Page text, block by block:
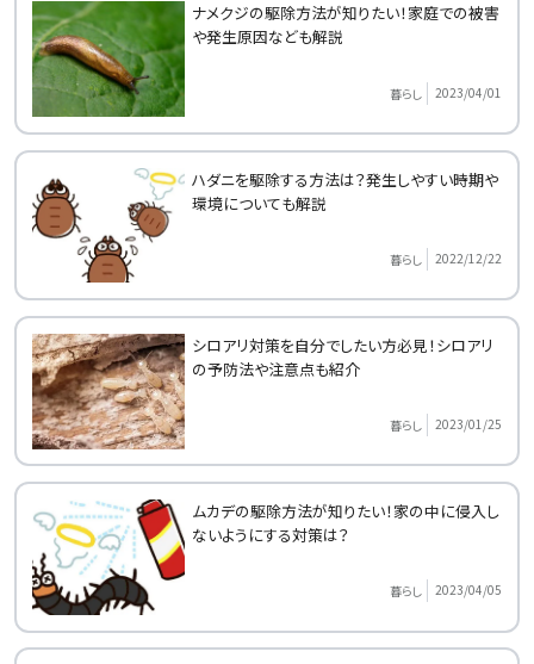
ナメクジの駆除方法が知りたい！家庭での被害
や発生原因なども解説
暮らし 2023/04/01
ハダニを駆除する方法は？発生しやすい時期や
環境についても解説
暮らし 2022/12/22
シロアリ対策を自分でしたい方必見！シロアリ
の予防法や注意点も紹介
暮らし 2023/01/25
ムカデの駆除方法が知りたい！家の中に侵入し
ないようにする対策は？
暮らし 2023/04/05